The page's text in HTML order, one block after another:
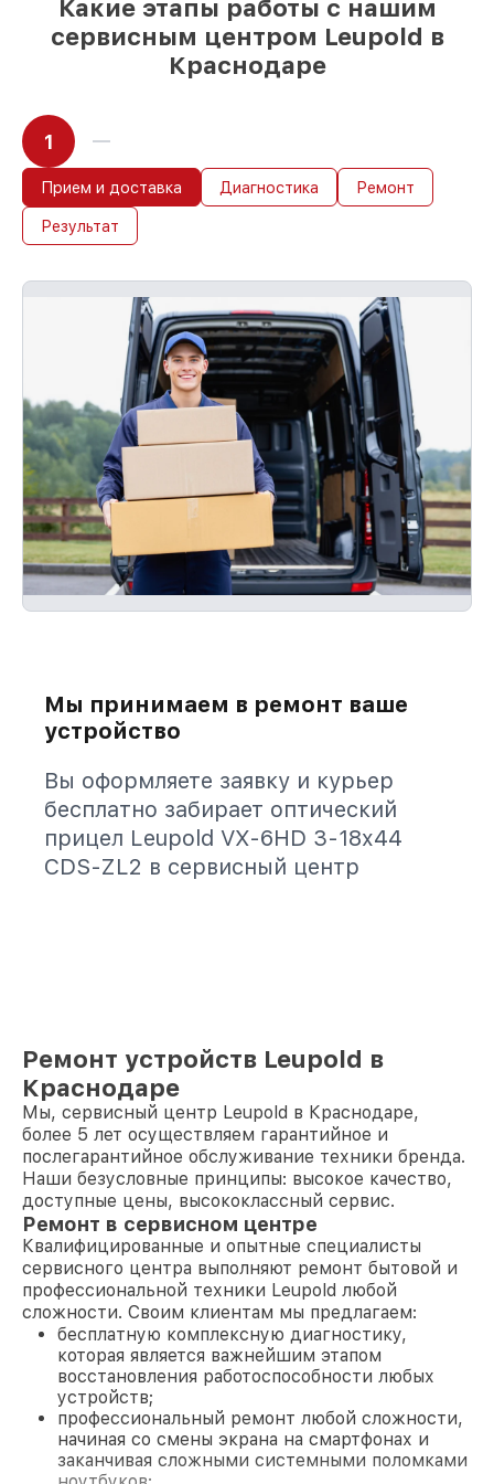
Какие этапы работы с нашим
сервисным центром Leupold в
Краснодаре
1
Прием и доставка Диагностика Ремонт
Результат
Мы принимаем в ремонт ваше
устройство
Вы оформляете заявку и курьер
бесплатно забирает оптический
прицел Leupold VX-6HD 3-18x44
CDS-ZL2 в сервисный центр
Ремонт устройств Leupold в
Краснодаре
Мы, сервисный центр Leupold в Краснодаре,
более 5 лет осуществляем гарантийное и
послегарантийное обслуживание техники бренда.
Наши безусловные принципы: высокое качество,
доступные цены, высококлассный сервис.
Ремонт в сервисном центре
Квалифицированные и опытные специалисты
сервисного центра выполняют ремонт бытовой и
профессиональной техники Leupold любой
сложности. Своим клиентам мы предлагаем:
бесплатную комплексную диагностику,
которая является важнейшим этапом
восстановления работоспособности любых
устройств;
профессиональный ремонт любой сложности,
начиная со смены экрана на смартфонах и
заканчивая сложными системными поломками